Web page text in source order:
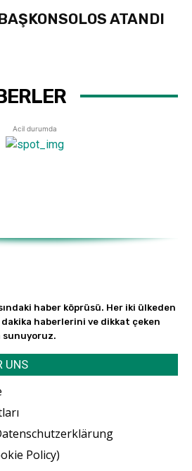
ATANDI
Acil durumda
haber köprüsü. Her iki ülkeden
haberlerini ve dikkat çeken
sunuyoruz.
UNS
Policy)